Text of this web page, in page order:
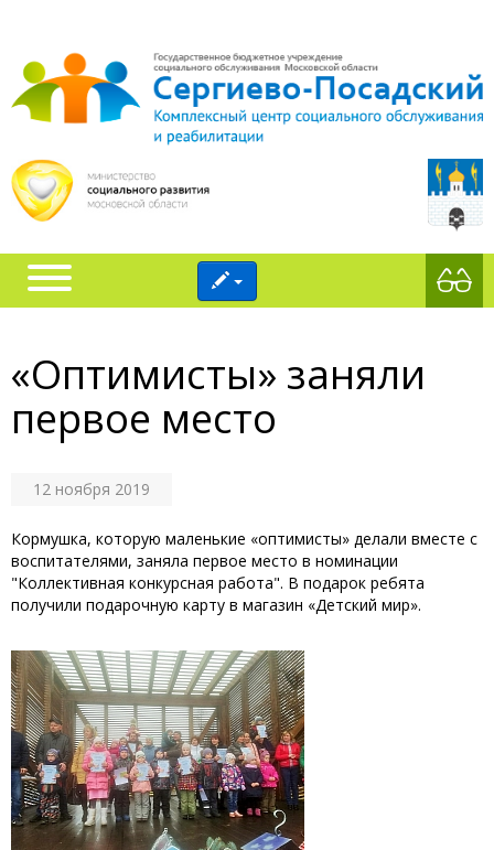
«Оптимисты» заняли
первое место
12 ноября 2019
Кормушка, которую маленькие «оптимисты» делали вместе с
воспитателями, заняла первое место в номинации
"Коллективная конкурсная работа". В подарок ребята
получили подарочную карту в магазин «Детский мир».